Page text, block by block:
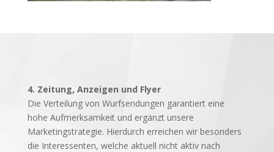
4. Zeitung, Anzeigen und Flyer
Die Verteilung von Wurfsendungen garantiert eine
hohe Aufmerksamkeit und ergänzt unsere
Marketingstrategie. Hierdurch erreichen wir besonders
die Interessenten, welche aktuell nicht aktiv nach